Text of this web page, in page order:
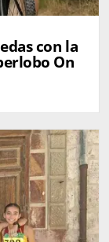
con la
On